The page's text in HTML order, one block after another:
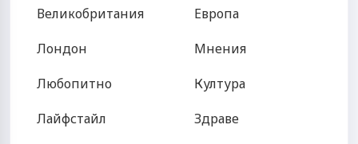
Великобритания
Лондон
Любопитно
Лайфстайл
Европа
Мнения
Култура
Здраве